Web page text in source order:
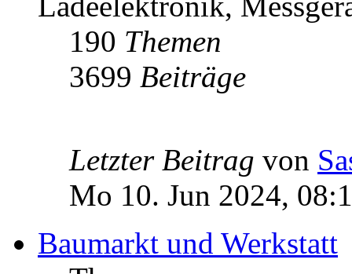
190 Themen
3699 Beiträge
Letzter Beitrag von
Mo 10. Jun 2024,
Baumarkt und Werkstatt